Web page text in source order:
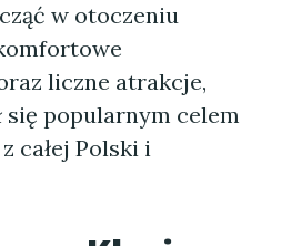
w otoczeniu
liczne atrakcje,
się popularnym celem
całej Polski i